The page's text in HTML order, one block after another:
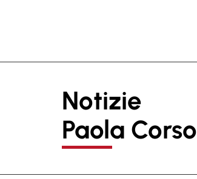
Notizie
Paola Corso